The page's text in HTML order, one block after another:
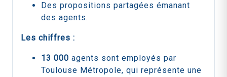
Des propositions partagées émanant
des agents.
Les chiffres :
13 000 agents sont employés par
Toulouse Métropole, qui représente une